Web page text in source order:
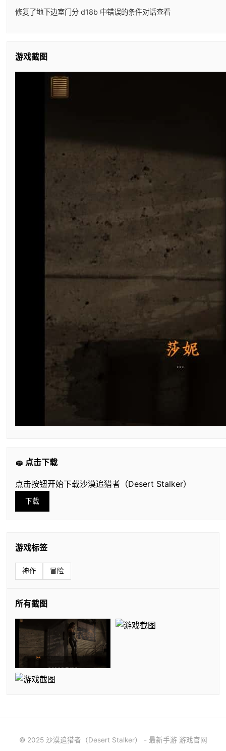
修复了地下边室门分 d18b 中错误的条件对话查看
游戏截图
🧽 点击下载
点击按钮开始下载沙漠追猎者（Desert Stalker）
下载
游戏标签
神作 冒险
所有截图
© 2025 沙漠追猎者（Desert Stalker） - 最新手游 游戏官网